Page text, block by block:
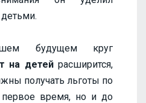
будущем круг
на детейрасширится,
получать льготы по
первое время, но и до